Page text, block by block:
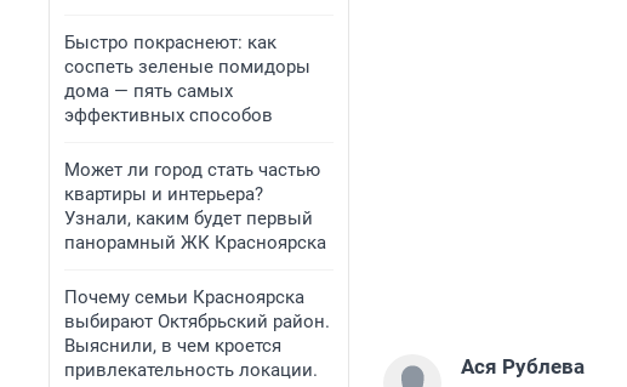
Быстро покраснеют: как
соспеть зеленые помидоры
дома — пять самых
эффективных способов
Может ли город стать частью
квартиры и интерьера?
Узнали, каким будет первый
панорамный ЖК Красноярска
Почему семьи Красноярска
выбирают Октябрьский район.
Выяснили, в чем кроется
привлекательность локации.
Ася Рублева